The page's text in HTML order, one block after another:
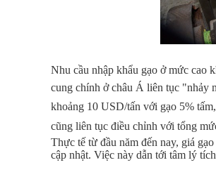
Nhu cầu nhập khẩu gạo ở mức cao
cung chính ở châu Á liên tục "nhảy
khoảng 10 USD/tấn với gạo 5%
cũng liên tục điều chỉnh với tổng
Thực tế từ đầu năm đến nay, giá
cập nhật. Việc này dẫn tới tâm lý